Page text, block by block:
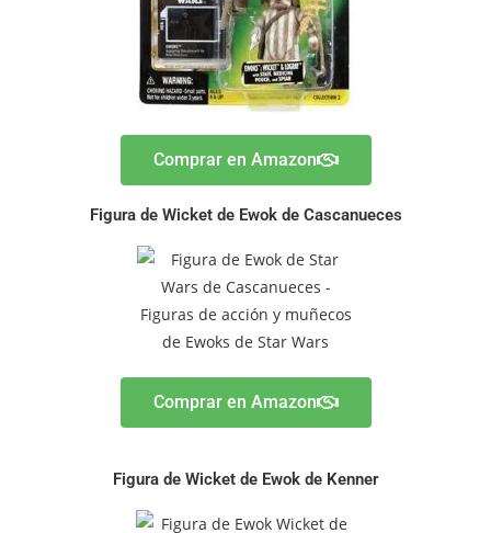
Comprar en Amazon
Figura de Wicket de Ewok de Cascanueces
Comprar en Amazon
Figura de Wicket de Ewok de Kenner